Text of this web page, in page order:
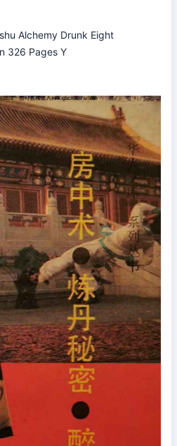
Alchemy Drunk Eight
326 Pages Y